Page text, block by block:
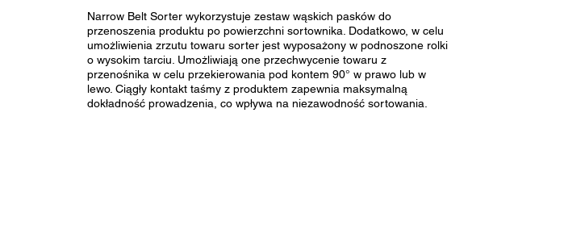
Narrow Belt Sorter wykorzystuje zestaw wąskich pasków do
przenoszenia produktu po powierzchni sortownika. Dodatkowo, w celu
umożliwienia zrzutu towaru sorter jest wyposażony w podnoszone rolki
o wysokim tarciu. Umożliwiają one przechwycenie towaru z
przenośnika w celu przekierowania pod kontem 90° w prawo lub w
lewo. Ciągły kontakt taśmy z produktem zapewnia maksymalną
dokładność prowadzenia, co wpływa na niezawodność sortowania.